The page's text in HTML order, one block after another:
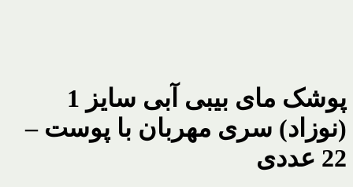
پوشک مای بیبی آبی سایز 1
(نوزاد) سری مهربان با پوست –
22 عددی